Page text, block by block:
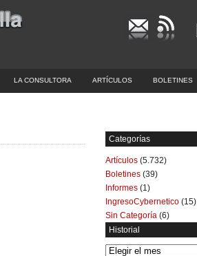
LA CONSULTORA ARTÍCULOS BOLETINES
Categorías
Artículos (5.732)
Boletines (39)
Informes (1)
IngresoCybernetico (15)
Sin Categoría (6)
Historial
Historial